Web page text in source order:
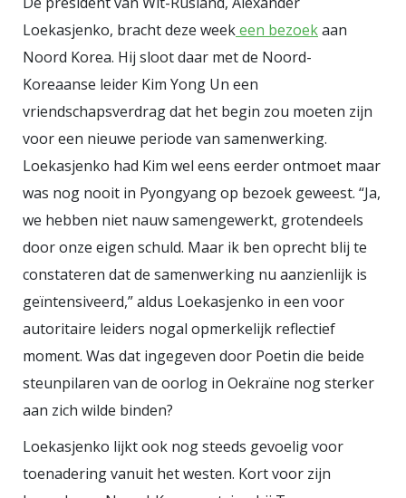
hiermee een oplossing voor een
feitelijk niet bestaand probleem.
De Amerikaanse marine verandert
daarbij van bewaker van de vrije
scheepvaart in de gewapende
incassodienst van het Witte Huis.
De hoogte van de gevraagde tol
maakt de vergelijking nog
treffender. Twintig procent van de
ladingwaarde is geen bijdrage aan
loodsdiensten, kustbewaking of
verkeersleiding. Het is een aandeel
in de buit. Bij een tanker met een
straatwaarde van honderd miljoen
dollar vraagt Trump twintig
Don Corleone zou zijn vingers
aflikken bij zo'n deal. Opvallend
Loekasjenko, bracht deze weekeen bezoekaan
Noord Korea. Hij sloot daar met de Noord-
Koreaanse leider Kim Yong Un een
vriendschapsverdrag dat het begin zou moeten zijn
voor een nieuwe periode van samenwerking.
Loekasjenko had Kim wel eens eerder ontmoet maar
was nog nooit in Pyongyang op bezoek geweest. “Ja,
we hebben niet nauw samengewerkt, grotendeels
door onze eigen schuld. Maar ik ben oprecht blij te
constateren dat de samenwerking nu aanzienlijk is
geïntensiveerd,” aldus Loekasjenko in een voor
autoritaire leiders nogal opmerkelijk reflectief
moment. Was dat ingegeven door Poetin die beide
steunpilaren van de oorlog in Oekraïne nog sterker
aan zich wilde binden?
Loekasjenko lijkt ook nog steeds gevoelig voor
toenadering vanuit het westen. Kort voor zijn